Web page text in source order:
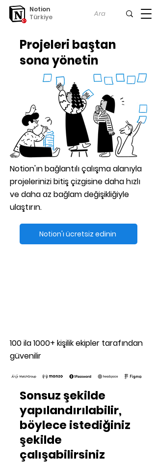
Notion
Türkiye
Projeleri baştan
sona yönetin
Notion'ın bağlantılı çalışma alanıyla
projelerinizi bitiş çizgisine daha hızlı
ve daha az bağlam değişikliğiyle
ulaştırın.
Notion'ı ücretsiz edinin
100 ila 1000+ kişilik ekipler tarafından
güvenilir
Sonsuz şekilde
yapılandırılabilir,
böylece istediğiniz
şekilde
çalışabilirsiniz